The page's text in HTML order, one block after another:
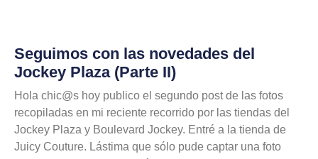
Seguimos con las novedades del
Jockey Plaza (Parte II)
Hola chic@s hoy publico el segundo post de las fotos
recopiladas en mi reciente recorrido por las tiendas del
Jockey Plaza y Boulevard Jockey. Entré a la tienda de
Juicy Couture. Lástima que sólo pude captar una foto